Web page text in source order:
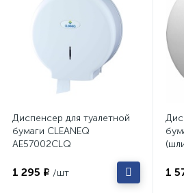
Диспенсер для туалетной
бумаги CLEANEQ
AE57002CLQ
1 295 ₽ /шт 1